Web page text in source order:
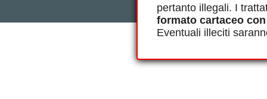
pertanto illegali. I
formato cartaceo
Eventuali illeciti